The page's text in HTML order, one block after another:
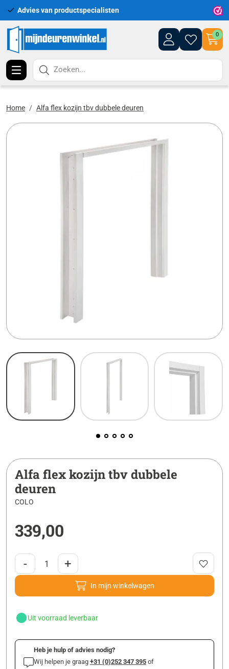
Advies van productspecialisten
0
Zoeken...
Home Alfa flex kozijn tbv dubbele deuren
Alfa flex kozijn tbv dubbele
deuren
COLO
339,00
- +
In mijn winkelwagen
Uit voorraad leverbaar
Heb je hulp of advies nodig?
Wij helpen je graag +31 (0)252 347 395 of